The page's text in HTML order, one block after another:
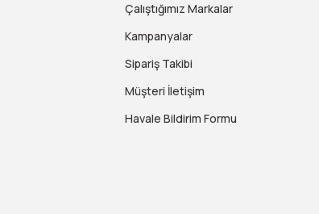
Çalıştığımız Markalar
Kampanyalar
Sipariş Takibi
Müşteri İletişim
Havale Bildirim Formu